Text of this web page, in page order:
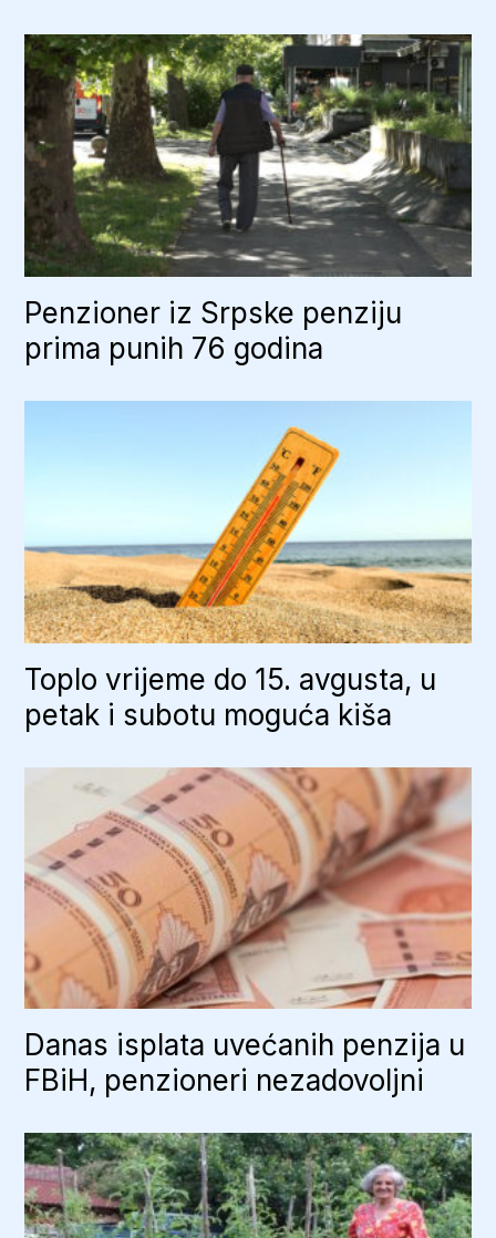
Penzioner iz Srpske penziju
prima punih 76 godina
Toplo vrijeme do 15. avgusta, u
petak i subotu moguća kiša
Danas isplata uvećanih penzija u
FBiH, penzioneri nezadovoljni